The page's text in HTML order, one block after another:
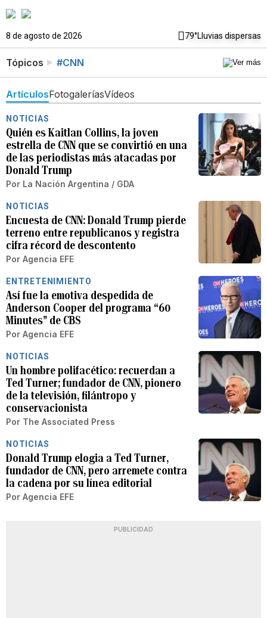
8 de agosto de 2026 79°Lluvias dispersas
Tópicos #CNN
ArtículosFotogaleríasVídeos
NOTICIAS
Quién es Kaitlan Collins, la joven
estrella de CNN que se convirtió en una
de las periodistas más atacadas por
Donald Trump
Por La Nación Argentina / GDA
NOTICIAS
Encuesta de CNN: Donald Trump pierde
terreno entre republicanos y registra
cifra récord de descontento
Por Agencia EFE
ENTRETENIMIENTO
Así fue la emotiva despedida de
Anderson Cooper del programa “60
Minutes” de CBS
Por Agencia EFE
NOTICIAS
Un hombre polifacético: recuerdan a
Ted Turner; fundador de CNN, pionero
de la televisión, filántropo y
conservacionista
Por The Associated Press
NOTICIAS
Donald Trump elogia a Ted Turner,
fundador de CNN, pero arremete contra
la cadena por su línea editorial
Por Agencia EFE
PUBLICIDAD